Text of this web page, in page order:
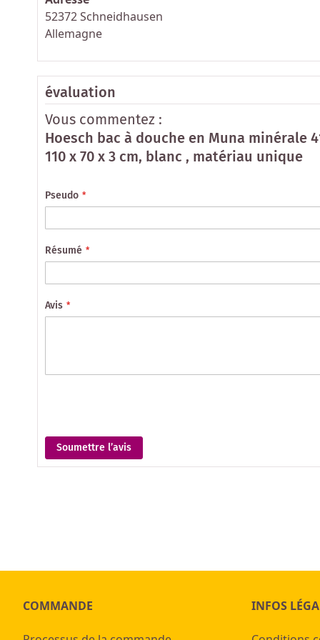
52372 Schneidhausen
Allemagne
évaluation
Vous commentez :
Hoesch bac à douche en Muna minérale
110 x 70 x 3 cm, blanc , matériau unique
Pseudo
Résumé
Avis
Soumettre l’avis
COMMANDE INFOS